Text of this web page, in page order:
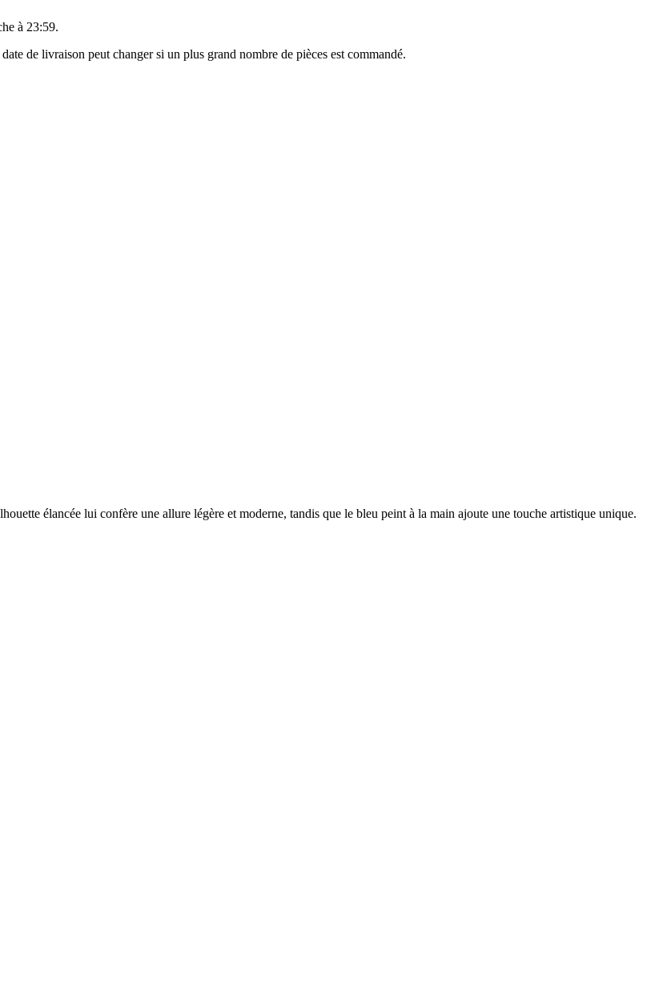
à 23:59.
de livraison peut changer si un plus grand nombre de pièces est commandé.
élancée lui confère une allure légère et moderne, tandis que le bleu peint à la main ajoute une touche artistique unique.